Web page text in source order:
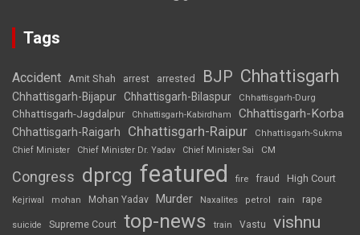
Tags
Accident Amit Shah arrest arrested BJP Chhattisgarh
Chhattisgarh-Bijapur Chhattisgarh-Bilaspur Chhattisgarh-Durg
Chhattisgarh-Jagdalpur Chhattisgarh-Kabirdham Chhattisgarh-Korba
Chhattisgarh-Raigarh Chhattisgarh-Raipur
Chhattisgarh-Sukma
Chief Minister
Chief Minister Dr. Yadav Chief Minister Sai CM
Congress dprcg featured fire fraud High Court
Kejriwal mohan Mohan Yadav Murder Naxalites petrol rain rape
suicide Supreme Court top-news train Vastu vishnu